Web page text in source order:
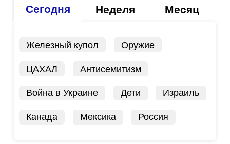
Сегодня Неделя Месяц
Железный купол Оружие
ЦАХАЛ Антисемитизм
Война в Украине Дети Израиль
Канада Мексика Россия